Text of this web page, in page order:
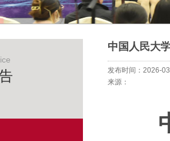
中国人民大
发布时间：2026-
来源：